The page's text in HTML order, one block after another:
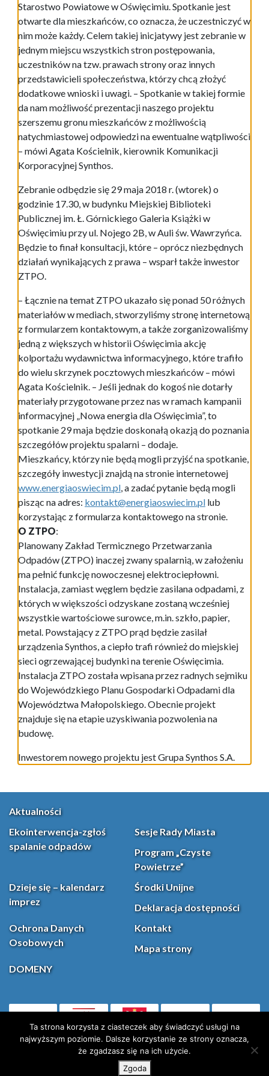
Starostwo Powiatowe w Oświęcimiu. Spotkanie jest
otwarte dla mieszkańców, co oznacza, że uczestniczyć w
nim może każdy. Celem takiej inicjatywy jest zebranie w
jednym miejscu wszystkich stron postępowania,
uczestników na tzw. prawach strony oraz innych
przedstawicieli społeczeństwa, którzy chcą złożyć
dodatkowe wnioski i uwagi. – Spotkanie w takiej formie
da nam możliwość prezentacji naszego projektu
szerszemu gronu mieszkańców z możliwością
natychmiastowej odpowiedzi na ewentualne wątpliwości
– mówi Agata Kościelnik, kierownik Komunikacji
Korporacyjnej Synthos.
Zebranie odbędzie się 29 maja 2018 r. (wtorek) o
godzinie 17.30, w budynku Miejskiej Biblioteki
Publicznej im. Ł. Górnickiego Galeria Książki w
Oświęcimiu przy ul. Nojego 2B, w Auli św. Wawrzyńca.
Będzie to finał konsultacji, które – oprócz niezbędnych
działań wynikających z prawa – wsparł także inwestor
ZTPO.
– Łącznie na temat ZTPO ukazało się ponad 50 różnych
materiałów w mediach, stworzyliśmy stronę internetową
z formularzem kontaktowym, a także zorganizowaliśmy
jedną z większych w historii Oświęcimia akcję
kolportażu wydawnictwa informacyjnego, które trafiło
do wielu skrzynek pocztowych mieszkańców – mówi
Agata Kościelnik. – Jeśli jednak do kogoś nie dotarły
materiały przygotowane przez nas w ramach kampanii
informacyjnej „Nowa energia dla Oświęcimia”, to
spotkanie 29 maja będzie doskonałą okazją do poznania
szczegółów projektu spalarni – dodaje.
Mieszkańcy, którzy nie będą mogli przyjść na spotkanie,
szczegóły inwestycji znajdą na stronie internetowej
www.energiaoswiecim.pl, a zadać pytanie będą mogli
pisząc na adres: kontakt@energiaoswiecim.pl lub
korzystając z formularza kontaktowego na stronie.
O ZTPO:
Planowany Zakład Termicznego Przetwarzania
Odpadów (ZTPO) inaczej zwany spalarnią, w założeniu
ma pełnić funkcję nowoczesnej elektrociepłowni.
Instalacja, zamiast węglem będzie zasilana odpadami, z
których w większości odzyskane zostaną wcześniej
wszystkie wartościowe surowce, m.in. szkło, papier,
metal. Powstający z ZTPO prąd będzie zasilał
urządzenia Synthos, a ciepło trafi również do miejskiej
sieci ogrzewającej budynki na terenie Oświęcimia.
Instalacja ZTPO została wpisana przez radnych sejmiku
do Wojewódzkiego Planu Gospodarki Odpadami dla
Województwa Małopolskiego. Obecnie projekt
znajduje się na etapie uzyskiwania pozwolenia na
budowę.
Inwestorem nowego projektu jest Grupa Synthos S.A.
Aktualności
Ekointerwencja-zgłoś
spalanie odpadów
Sesje Rady Miasta
Program „Czyste
Powietrze”
Dzieje się – kalendarz
imprez
Środki Unijne
Deklaracja dostępności
Ochrona Danych
Osobowych
Kontakt
Mapa strony
DOMENY
(otwiera się w nowej karcie)Facebook
X (Twitter)
Ta strona korzysta z ciasteczek aby świadczyć usługi na
najwyższym poziomie. Dalsze korzystanie ze strony oznacza,
że zgadzasz się na ich użycie.
Zgoda